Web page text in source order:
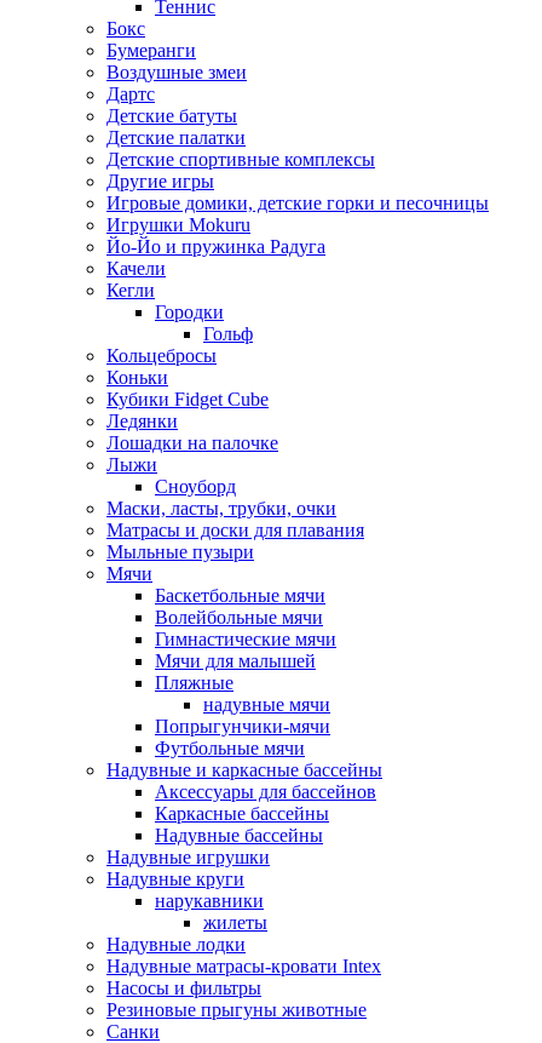
Теннис
Бокс
Бумеранги
Воздушные змеи
Дартс
Детские батуты
Детские палатки
Детские спортивные комплексы
Другие игры
Игровые домики, детские горки и песочницы
Игрушки Mokuru
Йо-Йо и пружинка Радуга
Качели
Кегли
Городки
Гольф
Кольцебросы
Коньки
Кубики Fidget Cube
Ледянки
Лошадки на палочке
Лыжи
Сноуборд
Маски, ласты, трубки, очки
Матрасы и доски для плавания
Мыльные пузыри
Мячи
Баскетбольные мячи
Волейбольные мячи
Гимнастические мячи
Мячи для малышей
Пляжные
надувные мячи
Попрыгунчики-мячи
Футбольные мячи
Надувные и каркасные бассейны
Аксессуары для бассейнов
Каркасные бассейны
Надувные бассейны
Надувные игрушки
Надувные круги
нарукавники
жилеты
Надувные лодки
Надувные матрасы-кровати Intex
Насосы и фильтры
Резиновые прыгуны животные
Санки